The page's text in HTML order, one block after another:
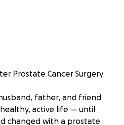
Prostate Cancer Surgery
father, and friend
active life — until
changed with a prostate